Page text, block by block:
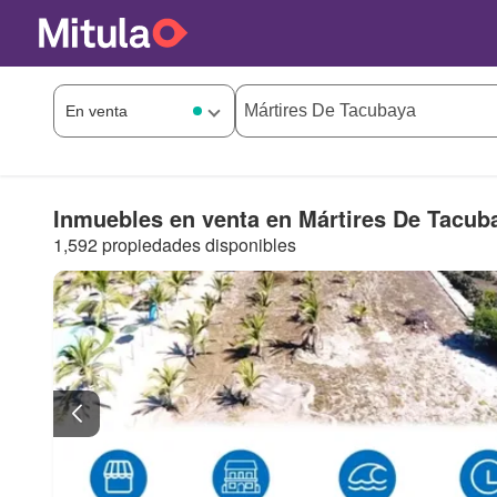
Inmuebles en venta en Mártires De
1,592 propiedades disponibles